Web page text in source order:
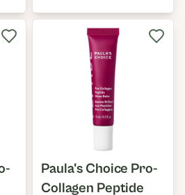
Paula's Choice Pro-
Collagen Peptide